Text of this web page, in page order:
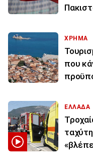
ΧΡΗΜΑ
που
ΕΛΛΑΔΑ